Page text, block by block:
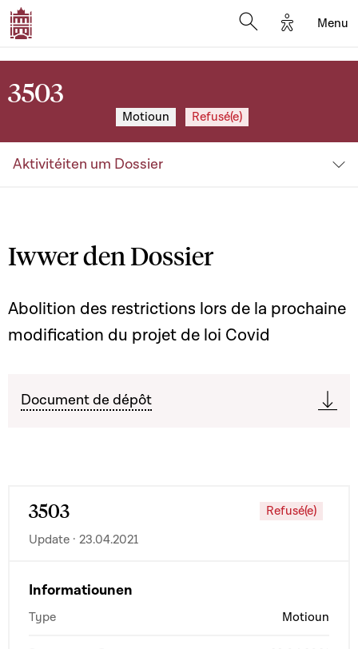
Options
Menu
3503
Motioun Refusé(e)
Aktivitéiten um Dossier
Iwwer den Dossier
Abolition des restrictions lors de la prochaine
modification du projet de loi Covid
Document de dépôt
3503
Refusé(e)
Update · 23.04.2021
Informatiounen
Type Motioun